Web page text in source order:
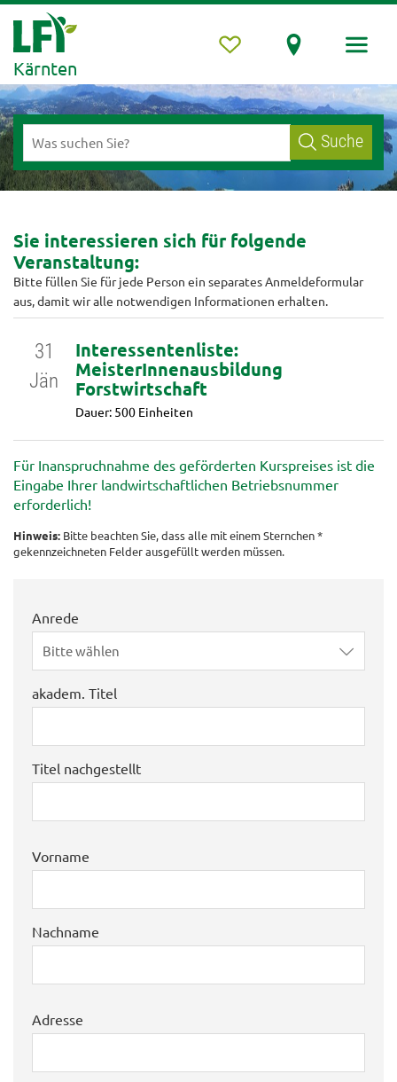
Kärnten
Suche
Sie interessieren sich für folgende
Veranstaltung:
Bitte füllen Sie für jede Person ein separates Anmeldeformular
aus, damit wir alle notwendigen Informationen erhalten.
31
Jän
Interessentenliste:
MeisterInnenausbildung
Forstwirtschaft
Dauer: 500 Einheiten
Für Inanspruchnahme des geförderten Kurspreises ist die
Eingabe Ihrer landwirtschaftlichen Betriebsnummer
erforderlich!
Hinweis: Bitte beachten Sie, dass alle mit einem Sternchen *
gekennzeichneten Felder ausgefüllt werden müssen.
Anrede
Bitte wählen
akadem. Titel
Titel nachgestellt
Vorname
Nachname
Adresse